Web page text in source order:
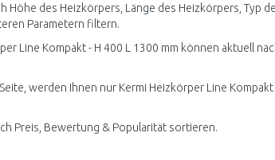
Höhe des Heizkörpers, Länge des Heizkörpers, Typ
Parametern filtern.
Line Kompakt - H 400 L 1300 mm können aktuell
werden Ihnen nur Kermi Heizkörper Line Kompakt
Preis, Bewertung & Popularität sortieren.